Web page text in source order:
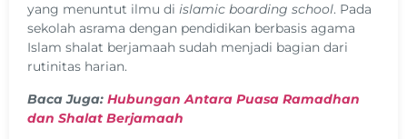
yang menuntut ilmu di islamic boarding school. Pada
sekolah asrama dengan pendidikan berbasis agama
Islam shalat berjamaah sudah menjadi bagian dari
rutinitas harian.
Baca Juga: Hubungan Antara Puasa Ramadhan
dan Shalat Berjamaah